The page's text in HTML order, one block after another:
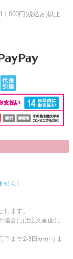
円(税込み)以上
ん）
ます。
場合には注文画面に
了まで2-3日かかりま